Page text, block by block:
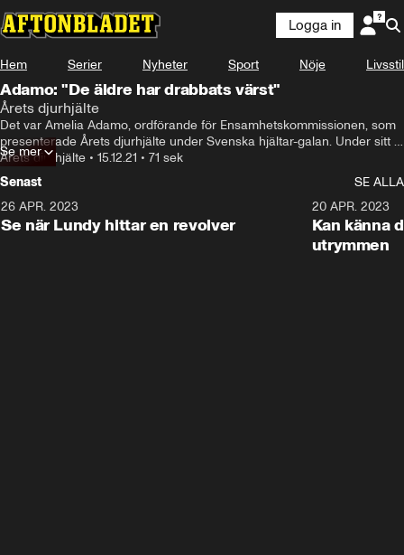
Logga in
Hem Serier Nyheter Sport Nöje Livsstil
Adamo: "De äldre har drabbats värst"
Årets djurhjälte
Det var Amelia Adamo, ordförande för Ensamhetskommissionen, som
presenterade Årets djurhjälte under Svenska hjältar-galan. Under sitt
tal berättade hon om de som hon anser har drabbats mest av social
distansering under pandemin.
Årets djurhjälte • 15.12.21 • 71 sek
Se mer
Senast
SE ALLA
26 APR. 2023
Se när Lundy hittar en revolver
20 APR. 2023
Kan känna
utrymmen